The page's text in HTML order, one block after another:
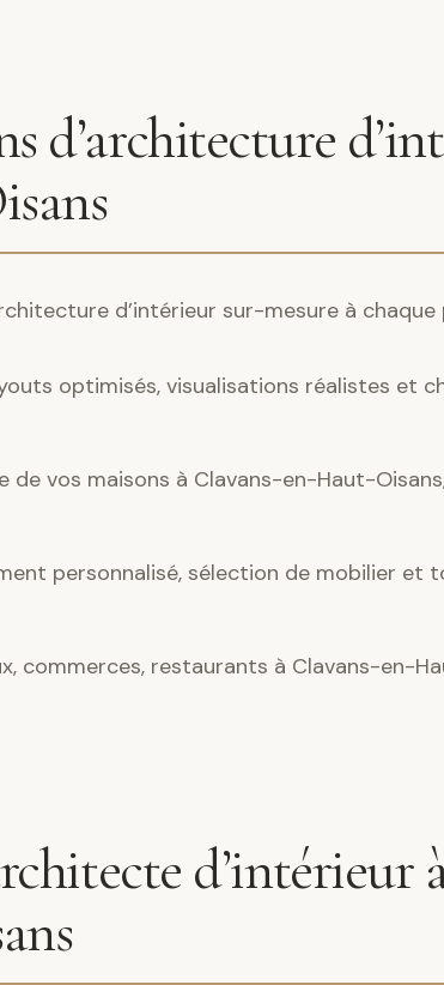
d’architecture
d’intérieur sur-mesure à
optimisés, visualisations réalistes et
de vos maisons à Clavans-en-Haut-
personnalisé, sélection de mobilier et
commerces, restaurants à Clavans-en-
d’intérieur